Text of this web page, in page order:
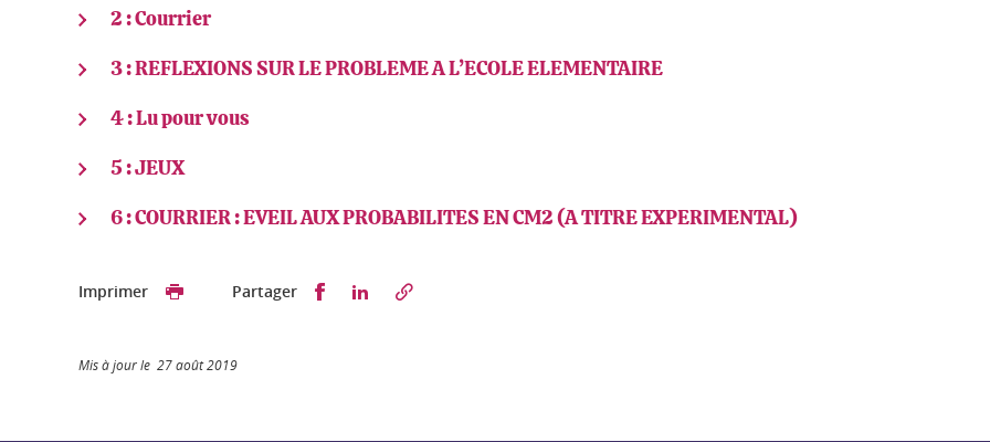
2 : Courrier
3 : REFLEXIONS SUR LE PROBLEME A L’ECOLE ELEMENTAIRE
4 : Lu pour vous
5 : JEUX
6 : COURRIER : EVEIL AUX PROBABILITES EN CM2 (A TITRE EXPERIMENTAL)
Imprimer Partager Partager sur Facebook
Partager sur LinkedIn
Mis à jour le 27 août 2019